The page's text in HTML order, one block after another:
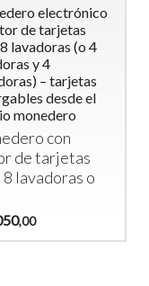
electrónico
de tarjetas
lavadoras (o 4
y 4
– tarjetas
desde el
monedero
con
de tarjetas
8 lavadoras o
,00